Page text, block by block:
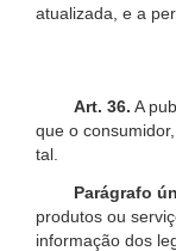
atualizada, e a
Art. 36. A
que o
tal.
Parágrafo
produtos ou
informação dos